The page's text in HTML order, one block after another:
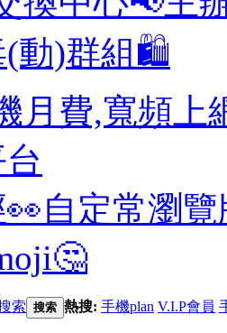
(動)群組🛍️
月費,寬頻上
自定常瀏
索 搜索 熱搜: 手機plan V.I.P會員